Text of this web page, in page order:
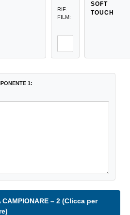
RIF.
FILM:
SOFT
TOUCH
1:
CAMPIONARE – 2 (Clicca per